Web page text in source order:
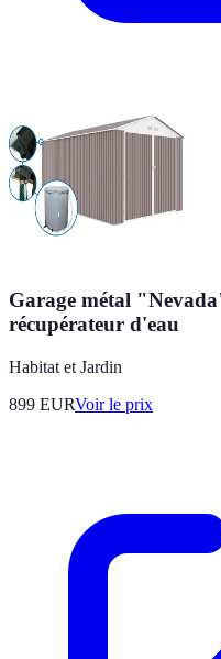
Garage métal
récupérateur d'eau
Habitat et Jardin
899 EURVoir le prix